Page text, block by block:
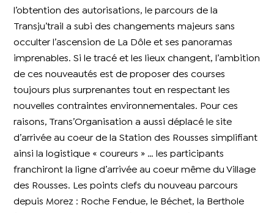
l’obtention des autorisations, le parcours de la
Transju’trail a subi des changements majeurs sans
occulter l’ascension de La Dôle et ses panoramas
imprenables. Si le tracé et les lieux changent, l’ambition
de ces nouveautés est de proposer des courses
toujours plus surprenantes tout en respectant les
nouvelles contraintes environnementales. Pour ces
raisons, Trans’Organisation a aussi déplacé le site
d’arrivée au coeur de la Station des Rousses simplifiant
ainsi la logistique « coureurs » … les participants
franchiront la ligne d’arrivée au coeur même du Village
des Rousses. Les points clefs du nouveau parcours
depuis Morez : Roche Fendue, le Béchet, la Berthole